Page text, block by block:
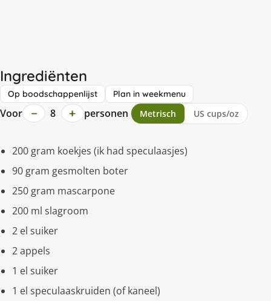
Ingrediënten
Op boodschappenlijst Plan in weekmenu
Voor − 8 + personen Metrisch US cups/oz
200 gram koekjes (ik had speculaasjes)
90 gram gesmolten boter
250 gram mascarpone
200 ml slagroom
2 el suiker
2 appels
1 el suiker
1 el speculaaskruiden (of kaneel)